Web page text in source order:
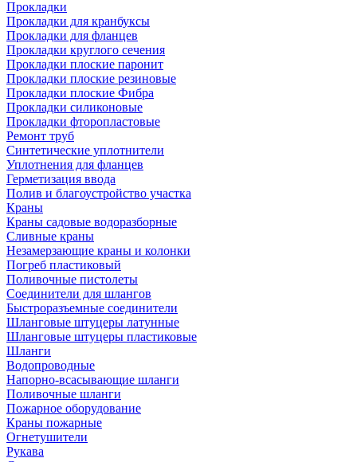
Прокладки
Прокладки для кранбуксы
Прокладки для фланцев
Прокладки круглого сечения
Прокладки плоские паронит
Прокладки плоские резиновые
Прокладки плоские Фибра
Прокладки силиконовые
Прокладки фторопластовые
Ремонт труб
Синтетические уплотнители
Уплотнения для фланцев
Герметизация ввода
Полив и благоустройство участка
Краны
Краны садовые водоразборные
Сливные краны
Незамерзающие краны и колонки
Погреб пластиковый
Поливочные пистолеты
Соединители для шлангов
Быстроразъемные соединители
Шланговые штуцеры латунные
Шланговые штуцеры пластиковые
Шланги
Водопроводные
Напорно-всасывающие шланги
Поливочные шланги
Пожарное оборудование
Краны пожарные
Огнетушители
Рукава